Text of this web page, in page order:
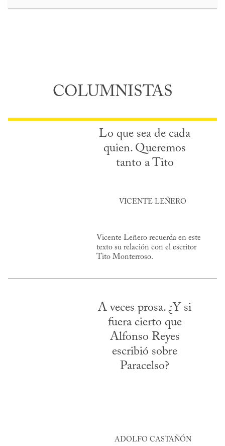
COLUMNISTAS
Lo que sea de cada
quien. Queremos
tanto a Tito
VICENTE LEÑERO
Vicente Leñero recuerda en este
texto su relación con el escritor
Tito Monterroso.
A veces prosa. ¿Y si
fuera cierto que
Alfonso Reyes
escribió sobre
Paracelso?
ADOLFO CASTAÑÓN